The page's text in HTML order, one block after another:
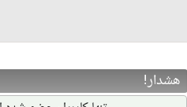
هشدار!